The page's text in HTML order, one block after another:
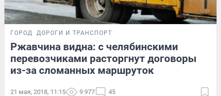
ГОРОД ДОРОГИ И ТРАНСПОРТ
Ржавчина видна: с челябинскими
перевозчиками расторгнут договоры
из-за сломанных маршруток
21 мая, 2018, 11:15 9 977 45